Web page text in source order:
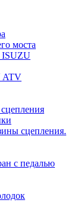
моста
ISUZU
ATV
сцепления.
с педалью